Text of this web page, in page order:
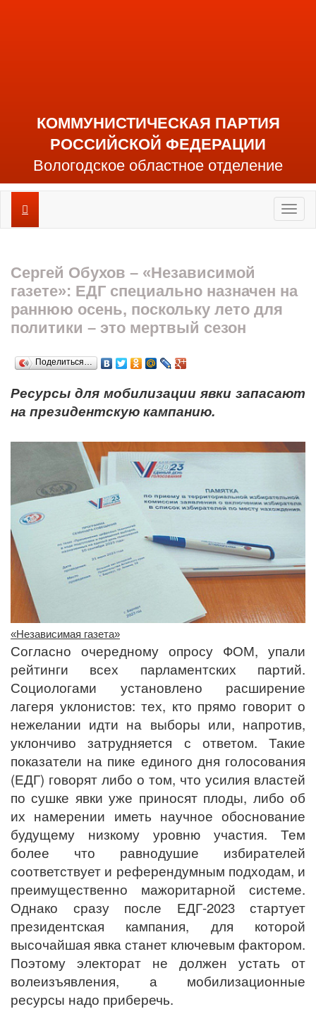
КОММУНИСТИЧЕСКАЯ ПАРТИЯ
РОССИЙСКОЙ ФЕДЕРАЦИИ
Вологодское областное отделение
Сергей Обухов – «Независимой
газете»: ЕДГ специально назначен на
раннюю осень, поскольку лето для
политики – это мертвый сезон
Поделиться…
Ресурсы для мобилизации явки запасают
на президентскую кампанию.
«Независимая газета»
Согласно очередному опросу ФОМ, упали
рейтинги всех парламентских партий.
Социологами установлено расширение
лагеря уклонистов: тех, кто прямо говорит о
нежелании идти на выборы или, напротив,
уклончиво затрудняется с ответом. Такие
показатели на пике единого дня голосования
(ЕДГ) говорят либо о том, что усилия властей
по сушке явки уже приносят плоды, либо об
их намерении иметь научное обоснование
будущему низкому уровню участия. Тем
более что равнодушие избирателей
соответствует и референдумным подходам, и
преимущественно мажоритарной системе.
Однако сразу после ЕДГ-2023 стартует
президентская кампания, для которой
высочайшая явка станет ключевым фактором.
Поэтому электорат не должен устать от
волеизъявления, а мобилизационные
ресурсы надо приберечь.